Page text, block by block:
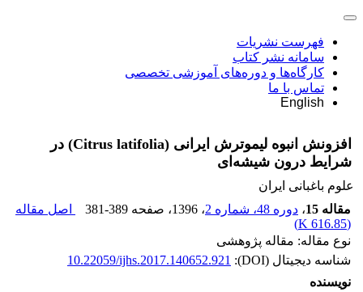
فهرست نشریات
سامانه نشر کتاب
کارگاه‌ها و دوره‌های آموزشی تخصصی
تماس با ما
English
افزونش انبوه لیموترش ایرانی (Citrus latifolia) در
شرایط درون شیشه‌ای
علوم باغبانی ایران
مقاله 15
، دوره 48، شماره 2 ، 1396 ، صفحه 381-389
اصل مقاله
(
616.85 K
)
نوع مقاله: مقاله پژوهشی
شناسه دیجیتال (DOI):
10.22059/ijhs.2017.140652.921
نویسنده